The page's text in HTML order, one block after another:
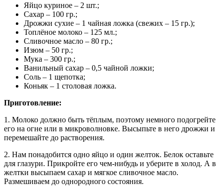
Яйцо куриное – 2 шт.;
Сахар – 100 гр.;
Дрожжи сухие – 1 чайная ложка (свежих – 15 гр.);
Топлёное молоко – 125 мл.;
Сливочное масло – 80 гр.;
Изюм – 50 гр.;
Мука – 300 гр.;
Ванильный сахар – 0,5 чайной ложки;
Соль – 1 щепотка;
Коньяк – 1 столовая ложка.
Приготовление:
1. Молоко должно быть тёплым, поэтому немного подогрейте
его на огне или в микроволновке. Высыпьте в него дрожжи и
перемешайте до растворения.
2. Нам понадобится одно яйцо и один желток. Белок оставьте
для глазури. Прикройте его чем-нибудь и уберите в холод. А в
желтки высыпаем сахар и мягкое сливочное масло.
Размешиваем до однородного состояния.